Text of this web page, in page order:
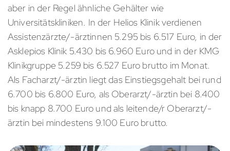
aber in der Regel ähnliche Gehälter wie
Universitätskliniken. In der Helios Klinik verdienen
Assistenzärzte/-ärztinnen 5.295 bis 6.517 Euro, in der
Asklepios Klinik 5.430 bis 6.960 Euro und in der KMG
Klinikgruppe 5.259 bis 6.527 Euro brutto im Monat.
Als Facharzt/-ärztin liegt das Einstiegsgehalt bei rund
6.700 bis 6.800 Euro, als Oberarzt/-ärztin bei 8.400
bis knapp 8.700 Euro und als leitende/r Oberarzt/-
ärztin bei mindestens 9.100 Euro brutto.